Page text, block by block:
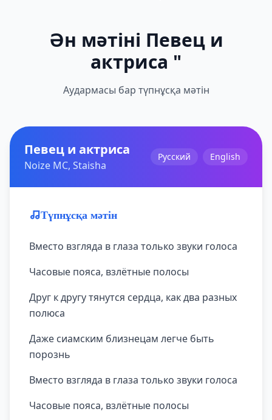
Ән мәтіні Певец и
актриса "
Аудармасы бар түпнұсқа мәтін
Певец и актриса
Noize MC, Staisha
Русский English
Түпнұсқа мәтін
Вместо взгляда в глаза только звуки голоса
Часовые пояса, взлётные полосы
Друг к другу тянутся сердца, как два разных
полюса
Даже сиамским близнецам легче быть
порознь
Вместо взгляда в глаза только звуки голоса
Часовые пояса, взлётные полосы